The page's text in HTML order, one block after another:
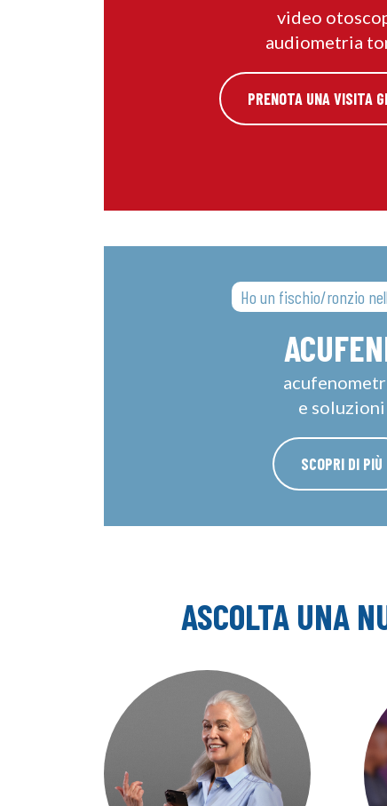
video
audiometria
PRENOTA UNA VISITA
Ho un fischio/ronzio
e soluzioni
SCOPRI DI PIÙ
ASCOLTA UNA